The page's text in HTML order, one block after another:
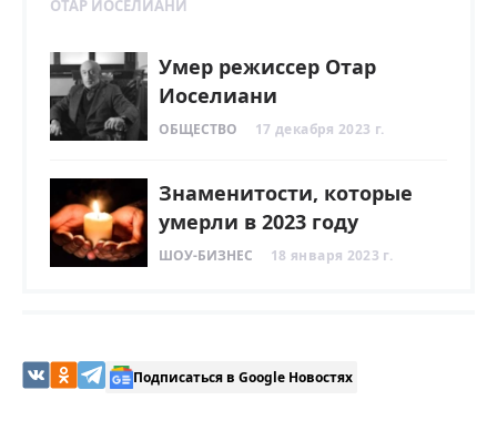
ОТАР ИОСЕЛИАНИ
Умер режиссер Отар
Иоселиани
ОБЩЕСТВО 17 декабря 2023 г.
Знаменитости, которые
умерли в 2023 году
ШОУ-БИЗНЕС 18 января 2023 г.
Подписаться в Google Новостях